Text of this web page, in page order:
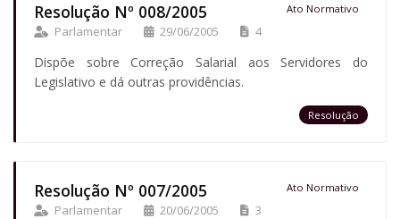
Resolução Nº 008/2005 Ato Normativo
Parlamentar 29/06/2005 4
Dispõe sobre Correção Salarial aos Servidores do
Legislativo e dá outras providências.
Resolução
Resolução Nº 007/2005 Ato Normativo
Parlamentar 20/06/2005 3